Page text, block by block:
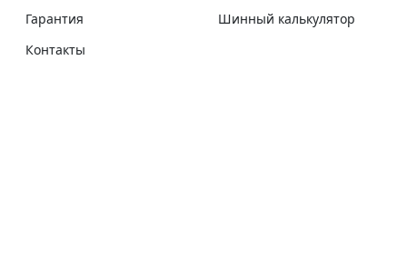
Гарантия
Шинный калькулятор
Контакты